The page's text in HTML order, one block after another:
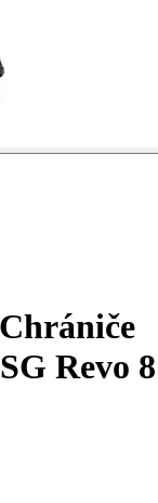
Chrániče
Revo 8